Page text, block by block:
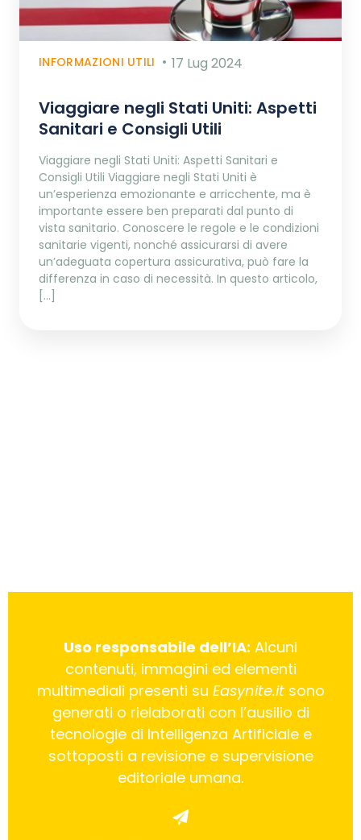
INFORMAZIONI UTILI 17 Lug 2024
Viaggiare negli Stati Uniti: Aspetti
Sanitari e Consigli Utili
Viaggiare negli Stati Uniti: Aspetti Sanitari e
Consigli Utili Viaggiare negli Stati Uniti è
un’esperienza emozionante e arricchente, ma è
importante essere ben preparati dal punto di
vista sanitario. Conoscere le regole e le condizioni
sanitarie vigenti, nonché assicurarsi di avere
un’adeguata copertura assicurativa, può fare la
differenza in caso di necessità. In questo articolo,
[…]
Uso responsabile dell’IA: Alcuni
contenuti, immagini ed elementi
multimediali presenti su Easynite.itsono
generati o rielaborati con l’ausilio di
tecnologie di Intelligenza Artificiale e
sottoposti a revisione e supervisione
editoriale umana.